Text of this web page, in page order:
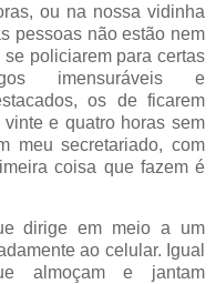
ou na nossa vidinha
pessoas não estão nem
policiarem para certas
imensuráveis e
os de ficarem
e quatro horas sem
meu secretariado, com
coisa que fazem é
dirige em meio a um
ao celular. Igual
almoçam e jantam